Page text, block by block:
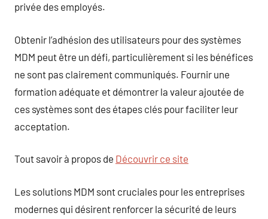
privée des employés.
Obtenir l’adhésion des utilisateurs pour des systèmes
MDM peut être un défi, particulièrement si les bénéfices
ne sont pas clairement communiqués. Fournir une
formation adéquate et démontrer la valeur ajoutée de
ces systèmes sont des étapes clés pour faciliter leur
acceptation.
Tout savoir à propos de Découvrir ce site
Les solutions MDM sont cruciales pour les entreprises
modernes qui désirent renforcer la sécurité de leurs